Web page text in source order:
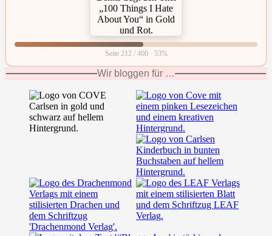
Seite 212 / 400 · 53%
Wir bloggen für …